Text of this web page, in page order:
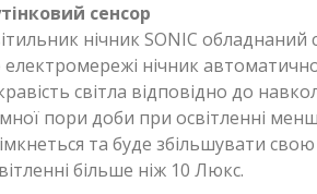
сенсор
нічник SONIС обладнаний
електромережі нічник
світла відповідно до
пори доби при освітленні
та буде збільшувати
більше ніж 10 Люкс.